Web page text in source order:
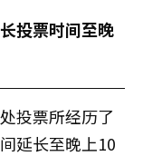
投票时间至晚
投票所经历了
延长至晚上10